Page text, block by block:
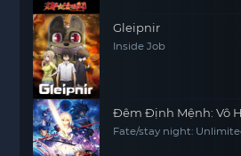
Gleipnir
Inside Job
Đêm Định Mệnh: Vô
Fate/stay night: